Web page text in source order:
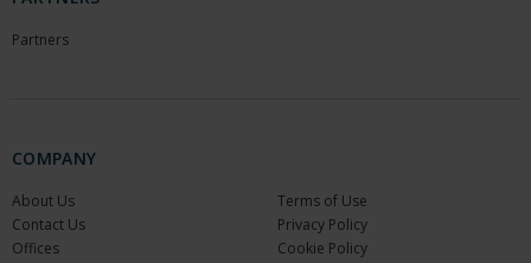
Partners
COMPANY
About Us
Contact Us
Offices
Terms of Use
Privacy Policy
Cookie Policy